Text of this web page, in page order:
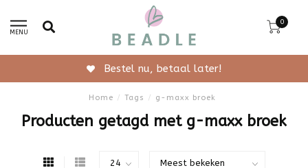
MENU
0
Bestel nu, betaal later!
Home / Tags / g-maxx broek
Producten getagd met g-maxx broek